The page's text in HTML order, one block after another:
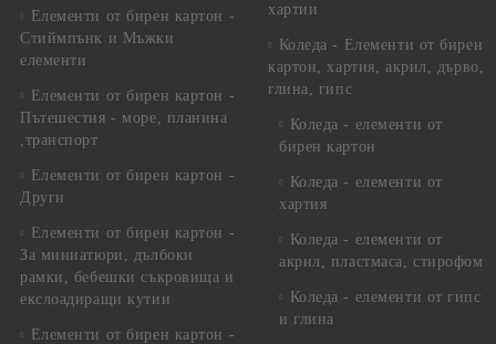
Елементи от бирен картон -
Стиймпънк и Мъжки
елементи
Елементи от бирен картон -
Пътешестия - море, планина
,транспорт
Елементи от бирен картон -
Други
Елементи от бирен картон -
За миниатюри, дълбоки
рамки, бебешки съкровища и
екслоадиращи кутии
Елементи от бирен картон -
хартии
Коледа - Eлементи от бирен
картон, хартия, акрил, дърво,
глина, гипс
Коледа - елементи от
бирен картон
Коледа - елементи от
хартия
Коледа - елементи от
акрил, пластмаса, стирофом
Коледа - елементи от гипс
и глина